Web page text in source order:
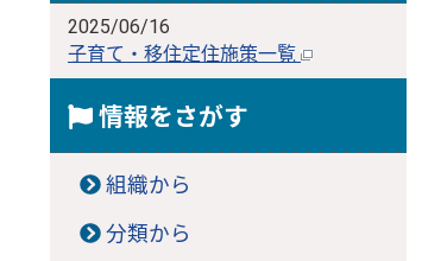
2025/06/16
子育て・移住定住施策一覧
情報をさがす
組織から
分類から